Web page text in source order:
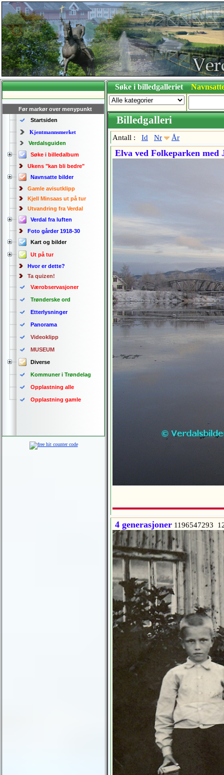
Før markør over menypunkt
Startsiden
Kjentmannsmerket
Verdalsguiden
Søke i billedalbum
Ukens "kan bli bedre"
Navnsatte bilder
Gamle avisutklipp
Kjell Minsaas ut på tur
Utvandring fra Verdal
Verdal fra luften
Foto gårder 1918-30
Kart og bilder
Ut på tur
Hvor er dette?
Ta quizen!
Værobservasjoner
Trønderske ord
Etterlysninger
Panorama
Videoklipp
MUSEUM
Diverse
Kommuner i Trøndelag
Opplastning alle
Opplastning gamle
Søke i billedgalleriet
Billedgalleri
Antall : Id Nr År
Elva ved Folkeparken med
4 generasjoner 1196547293